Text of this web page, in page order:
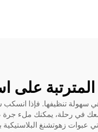
المترتبة على
تنظيفها. فإذا انسكب
في رحلة، يمكنك ملء جرة
عبوات زهوتشنغ